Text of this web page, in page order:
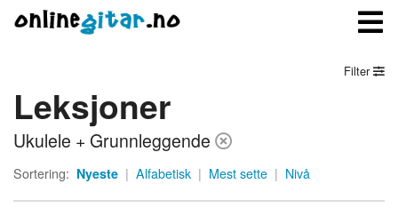
Meny
Logg inn
Filter
Leksjoner
Ukulele + Grunnleggende
Sortering: Nyeste | Alfabetisk | Mest sette | Nivå